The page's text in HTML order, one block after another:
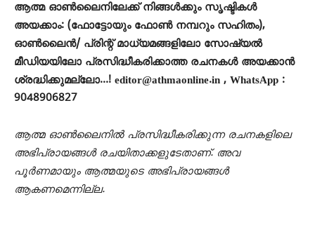
ആത്മ ഓൺലൈനിലേക്ക് നിങ്ങൾക്കും സൃഷ്ടികൾ
അയക്കാം: (ഫോട്ടോയും ഫോണ്‍ നമ്പറും സഹിതം),
ഓൺലൈൻ/ പ്രിന്റ് മാധ്യമങ്ങളിലോ സോഷ്യൽ
മീഡിയയിലോ പ്രസിദ്ധീകരിക്കാത്ത രചനകൾ അയക്കാൻ
ശ്രദ്ധിക്കുമല്ലോ…! editor@athmaonline.in , WhatsApp :
9048906827
ആത്മ ഓൺലൈനിൽ പ്രസിദ്ധീകരിക്കുന്ന രചനകളിലെ
അഭിപ്രായങ്ങൾ രചയിതാക്കളുടേതാണ്. അവ
പൂർണമായും ആത്മയുടെ അഭിപ്രായങ്ങൾ
ആകണമെന്നില്ല.